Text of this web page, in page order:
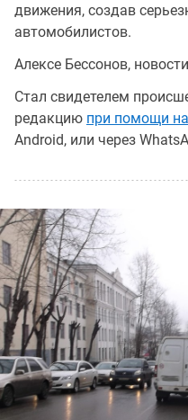
движения, создав
автомобилистов.
Алексе Бессонов,
Стал свидетелем
редакцию при помощи
Android, или через